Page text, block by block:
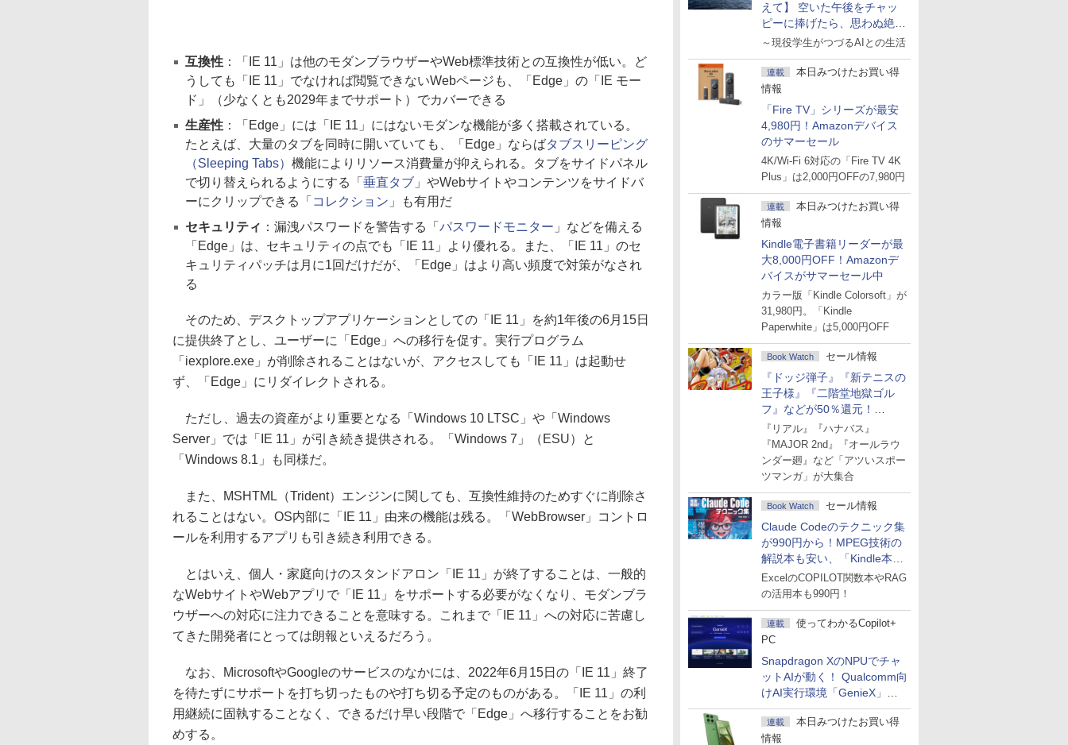
えて】 空いた午後をチャッ
ピーに捧げたら、思わぬ絶景
に出会った話
～現役学生がつづるAIとの生活
連載
本日みつけたお買い得
情報
「Fire TV」シリーズが最安
4,980円！Amazonデバイス
のサマーセール
4K/Wi-Fi 6対応の「Fire TV 4K
Plus」は2,000円OFFの7,980円
連載
本日みつけたお買い得
情報
Kindle電子書籍リーダーが最
大8,000円OFF！Amazonデ
バイスがサマーセール中
カラー版「Kindle Colorsoft」が
31,980円。「Kindle
Paperwhite」は5,000円OFF
Book Watch セール情報
『ドッジ弾子』『新テニスの
王子様』『二階堂地獄ゴル
フ』などが50％還元！
Amazonマンガ週末セール
『リアル』『ハナバス』
『MAJOR 2nd』『オールラウ
ンダー廻』など「アツいスポー
ツマンガ」が大集合
Book Watch セール情報
Claude Codeのテクニック集
が990円から！MPEG技術の
解説本も安い、「Kindle本サ
マーセール」第2弾開始！
ExcelのCOPILOT関数本やRAG
の活用本も990円！
連載
使ってわかるCopilot+
PC
Snapdragon XのNPUでチャ
ットAIが動く！ Qualcomm向
けAI実行環境「GenieX」を
試してみた
連載
本日みつけたお買い得
情報
互換性 ：「IE 11」は他のモダンブラウザーやWeb標準技術との互換性が低い。ど
うしても「IE 11」でなければ閲覧できないWebページも、「Edge」の「IE モー
ド」（少なくとも2029年までサポート）でカバーできる
生産性 ：「Edge」には「IE 11」にはないモダンな機能が多く搭載されている。
たとえば、大量のタブを同時に開いていても、「Edge」ならばタブスリーピング
（Sleeping Tabs） 機能によりリソース消費量が抑えられる。タブをサイドパネル
で切り替えられるようにする「 垂直タブ 」やWebサイトやコンテンツをサイドバ
ーにクリップできる「 コレクション 」も有用だ
セキュリティ ：漏洩パスワードを警告する「 パスワードモニター 」などを備える
「Edge」は、セキュリティの点でも「IE 11」より優れる。また、「IE 11」のセ
キュリティパッチは月に1回だけだが、「Edge」はより高い頻度で対策がなされ
る
そのため、デスクトップアプリケーションとしての「IE 11」を約1年後の6月15日
に提供終了とし、ユーザーに「Edge」への移行を促す。実行プログラム
「iexplore.exe」が削除されることはないが、アクセスしても「IE 11」は起動せ
ず、「Edge」にリダイレクトされる。
ただし、過去の資産がより重要となる「Windows 10 LTSC」や「Windows
Server」では「IE 11」が引き続き提供される。「Windows 7」（ESU）と
「Windows 8.1」も同様だ。
また、MSHTML（Trident）エンジンに関しても、互換性維持のためすぐに削除さ
れることはない。OS内部に「IE 11」由来の機能は残る。「WebBrowser」コントロ
ールを利用するアプリも引き続き利用できる。
とはいえ、個人・家庭向けのスタンドアロン「IE 11」が終了することは、一般的
なWebサイトやWebアプリで「IE 11」をサポートする必要がなくなり、モダンブラ
ウザーへの対応に注力できることを意味する。これまで「IE 11」への対応に苦慮し
てきた開発者にとっては朗報といえるだろう。
なお、MicrosoftやGoogleのサービスのなかには、2022年6月15日の「IE 11」終了
を待たずにサポートを打ち切ったものや打ち切る予定のものがある。「IE 11」の利
用継続に固執することなく、できるだけ早い段階で「Edge」へ移行することをお勧
めする。